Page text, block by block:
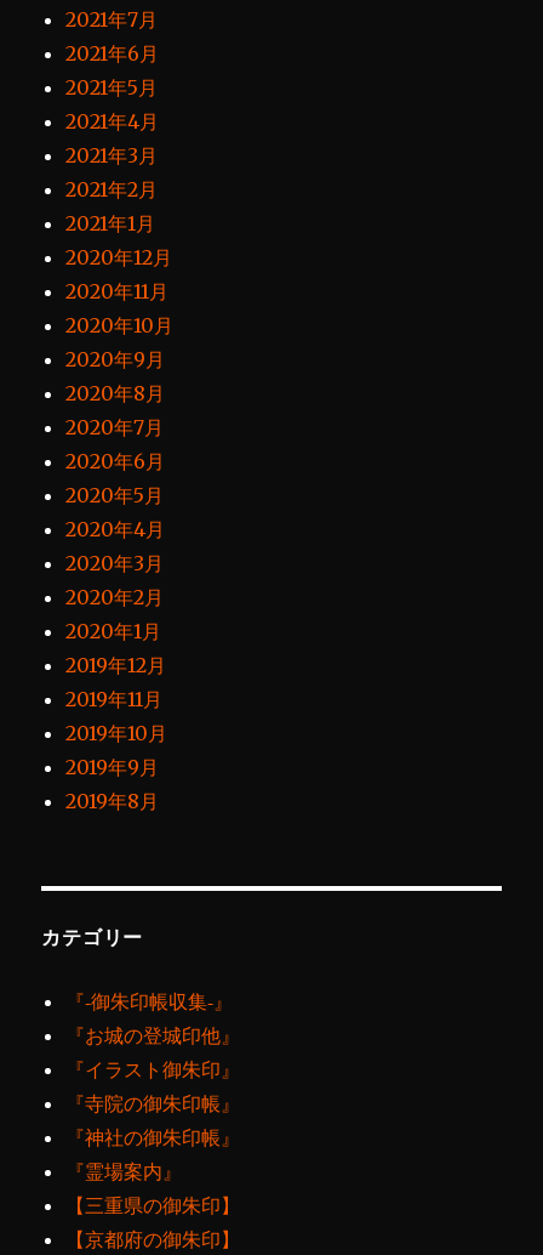
2021年7月
2021年6月
2021年5月
2021年4月
2021年3月
2021年2月
2021年1月
2020年12月
2020年11月
2020年10月
2020年9月
2020年8月
2020年7月
2020年6月
2020年5月
2020年4月
2020年3月
2020年2月
2020年1月
2019年12月
2019年11月
2019年10月
2019年9月
2019年8月
カテゴリー
『‐御朱印帳収集‐』
『お城の登城印他』
『イラスト御朱印』
『寺院の御朱印帳』
『神社の御朱印帳』
『霊場案内』
【三重県の御朱印】
【京都府の御朱印】